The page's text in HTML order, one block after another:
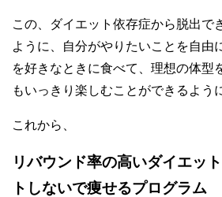
この、ダイエット依存症から脱出で
ように、自分がやりたいことを自由
を好きなときに食べて、理想の体型
もいっきり楽しむことができるよう
これから、
リバウンド率の高いダイエッ
トしないで痩せるプログラム